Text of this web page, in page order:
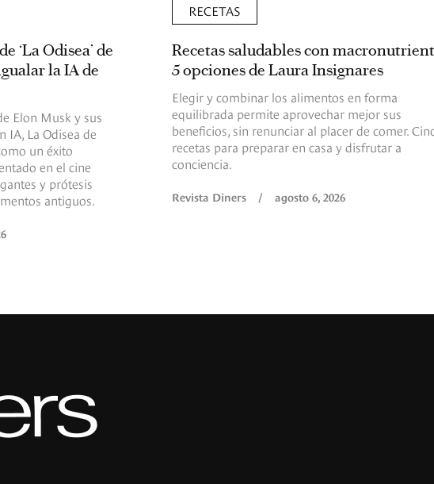
‘La Odisea’ de
la IA de
Elon Musk y sus
IA, La Odisea de
un éxito
en el cine
y prótesis
antiguos.
RECETAS
Recetas saludables con
5 opciones de Laura Insignares
Elegir y combinar los alimentos en forma
equilibrada permite aprovechar mejor sus
beneficios, sin renunciar al placer de comer.
recetas para preparar en casa y disfrutar a
conciencia.
Revista Diners / agosto 6, 2026